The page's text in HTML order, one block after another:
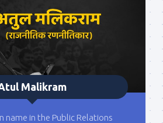
Malikram
name in the Public Relations